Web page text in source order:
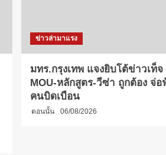
ข่าวล่ามาแรง
มทร.กรุงเทพ แจงยิบโต้ข่าวเท็
MOU-หลักสูตร-วีซ่า ถูกต้อง จ่อ
คนบิดเบือน
ตอนนั้น 06/08/2026